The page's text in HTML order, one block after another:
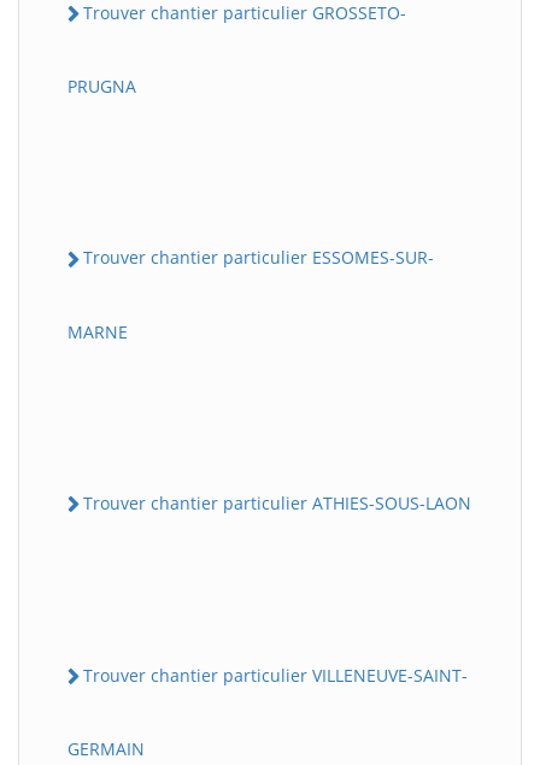
Trouver chantier particulier GROSSETO-
PRUGNA
Trouver chantier particulier ESSOMES-SUR-
MARNE
Trouver chantier particulier ATHIES-SOUS-LAON
Trouver chantier particulier VILLENEUVE-SAINT-
GERMAIN